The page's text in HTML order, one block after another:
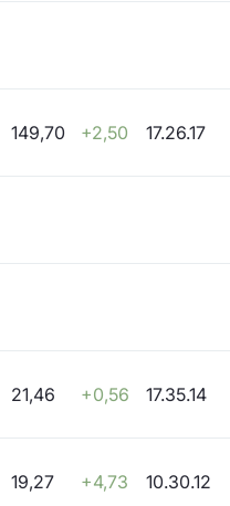
149,70 +2,50 17.26.17
21,46 +0,56 17.35.14
19,27 +4,73 10.30.12